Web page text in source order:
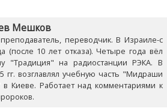
Мешков
переводчик. В Израиле-с
(после 10 лет отказа). Четыре года вёл
"Традиция" на радиостанции РЭКА. В
гг. возглавлял учебную часть "Мидраши
Киеве. Работает над комментариями к